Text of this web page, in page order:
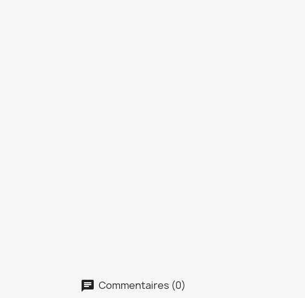
Commentaires (0)